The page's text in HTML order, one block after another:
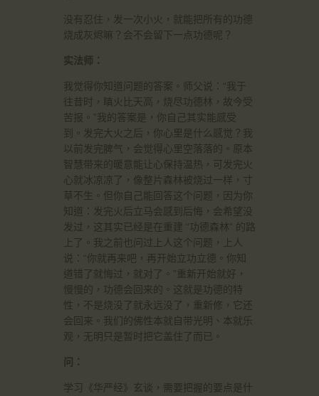
没有忍住，发一次小火，就能把所有的功德
烧成灰烬嘛？会不会留下一点功德呢？
实法师：
我觉得你知道问题的答案。师父说：“我于
往昔时，瞋火比天高，烧尽功德林，故今受
苦报。”我的答案是，你自己其实能感受
到。发完大火之后，你心里是什么感觉？我
以前发完脾气，会觉得心里空落落的。原本
智慧带来的暖意能让心保持温热，可发完火
心就冰凉凉了，像整片森林被烧过一样，寸
草不生。但你自己能回答这个问题，因为你
知道：发完火后立马会感到后悔，会希望没
发过，这其实已经是在重建 “功德森林” 的路
上了。我之前也问过上人这个问题，上人
说：“你就再来吧，再开始立功立德。你知
道错了就悔过，就对了。”重新开始就好，
慢慢的，功德会回来的。这就是功德的特
性，不是烧没了就永远没了，重新修，它还
会回来。我们的佛性本就自带光明、本就乐
观，无明只是暂时把它盖住了而已。
问：
学习《华严经》玄谈，需要把握的要点是什